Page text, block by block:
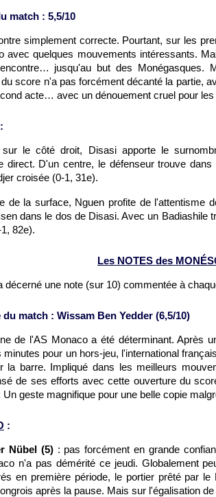
match : 5,5/10
simplement correcte. Pourtant, sur les
avec quelques mouvements intéressants.
jusqu'au but des Monégasques.
score n'a pas forcément décanté la partie,
acte… avec un dénouement cruel pour les
le côté droit, Disasi apporte le
direct. D'un centre, le défenseur trouve
croisée (0-1, 31e).
de la surface, Nguen profite de l'attentisme
dans le dos de Disasi. Avec un Badiashile
82e).
Les NOTES des
décerné une note (sur 10) commentée à
match : Wissam Ben Yedder (6,5/10)
de l'AS Monaco a été déterminant. Après
minutes pour un hors-jeu, l'international
la barre. Impliqué dans les meilleurs
de ses efforts avec cette ouverture du
geste magnifique pour une belle copie
:
Nübel (5): pas forcément en grande
n'a pas démérité ce jeudi. Globalement
en première période, le portier prêté par
après la pause. Mais sur l'égalisation